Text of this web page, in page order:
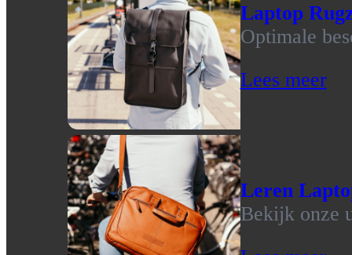
Laptop
Optimale
Lees meer
Leren
Bekijk onze